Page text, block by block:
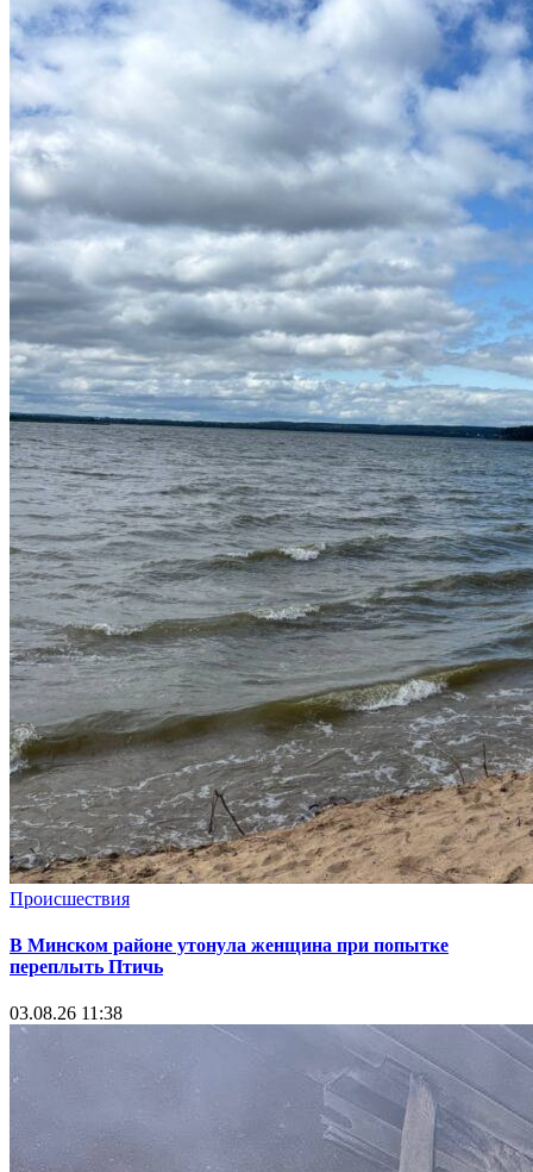
Происшествия
В Минском районе утонула женщина при попытке
переплыть Птичь
03.08.26 11:38